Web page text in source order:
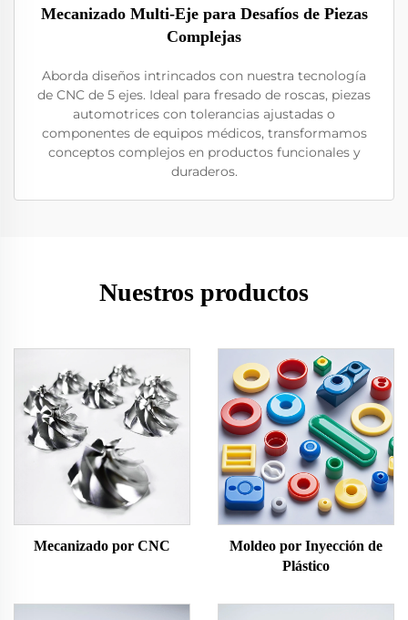
Mecanizado Multi-Eje para Desafíos de Piezas
Complejas
Aborda diseños intrincados con nuestra tecnología
de CNC de 5 ejes. Ideal para fresado de roscas, piezas
automotrices con tolerancias ajustadas o
componentes de equipos médicos, transformamos
conceptos complejos en productos funcionales y
duraderos.
Nuestros productos
Mecanizado por CNC
Moldeo por Inyección de
Plástico